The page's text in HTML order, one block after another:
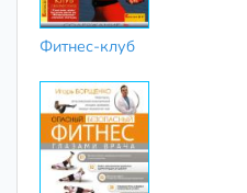
Фитнес-клуб